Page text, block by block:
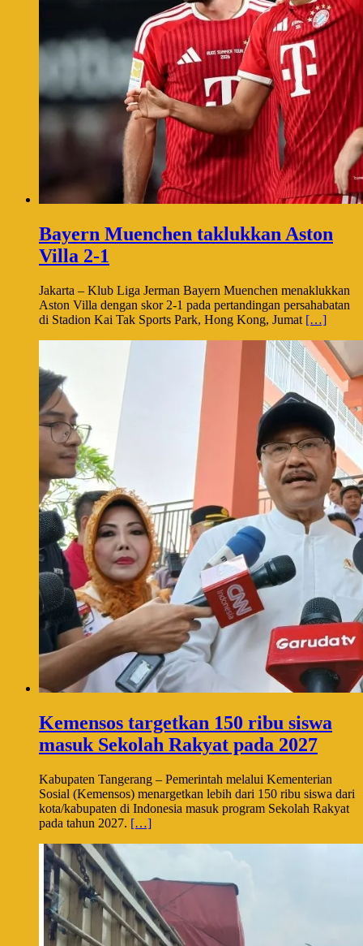
Bayern Muenchen taklukkan Aston
Villa 2-1
Jakarta – Klub Liga Jerman Bayern Muenchen menaklukkan
Aston Villa dengan skor 2-1 pada pertandingan persahabatan
di Stadion Kai Tak Sports Park, Hong Kong, Jumat […]
Kemensos targetkan 150 ribu siswa
masuk Sekolah Rakyat pada 2027
Kabupaten Tangerang – Pemerintah melalui Kementerian
Sosial (Kemensos) menargetkan lebih dari 150 ribu siswa dari
kota/kabupaten di Indonesia masuk program Sekolah Rakyat
pada tahun 2027. […]